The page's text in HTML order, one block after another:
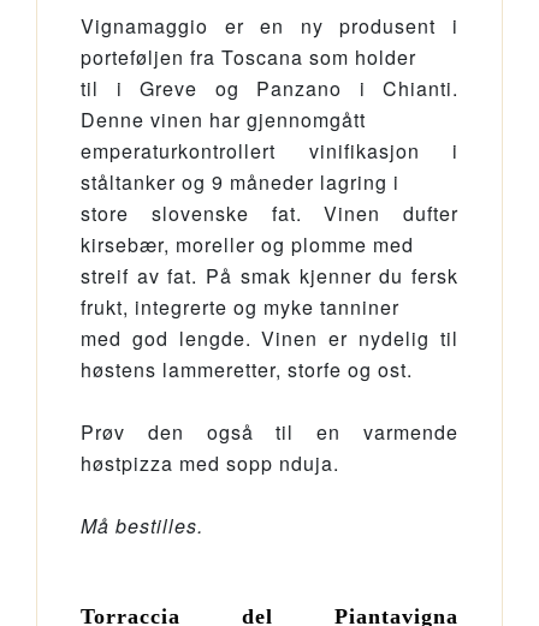
Vignamaggio er en ny produsent i
porteføljen fra Toscana som holder
til i Greve og Panzano i Chianti.
Denne vinen har gjennomgått
emperaturkontrollert vinifikasjon i
ståltanker og 9 måneder lagring i
store slovenske fat. Vinen dufter
kirsebær, moreller og plomme med
streif av fat. På smak kjenner du fersk
frukt, integrerte og myke tanniner
med god lengde. Vinen er nydelig til
høstens lammeretter, storfe og ost.
Prøv den også til en varmende
høstpizza med sopp nduja.
Må bestilles.
Torraccia del Piantavigna